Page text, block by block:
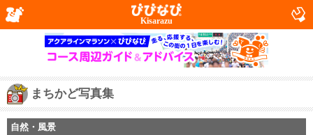
Kisarazu
まちかど写真集
自然・風景